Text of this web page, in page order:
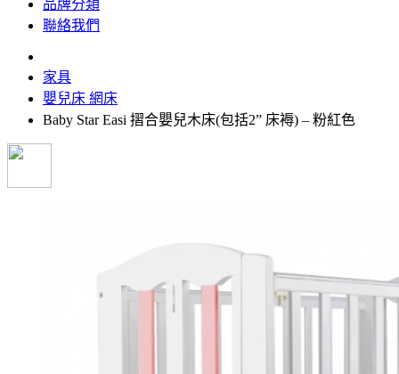
品牌分類
聯絡我們
家具
嬰兒床 網床
Baby Star Easi 摺合嬰兒木床(包括2” 床褥) – 粉紅色